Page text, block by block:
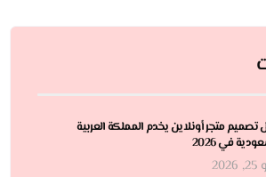
تصميم متجر أونلاين يخدم المملكة العربية
في 2026